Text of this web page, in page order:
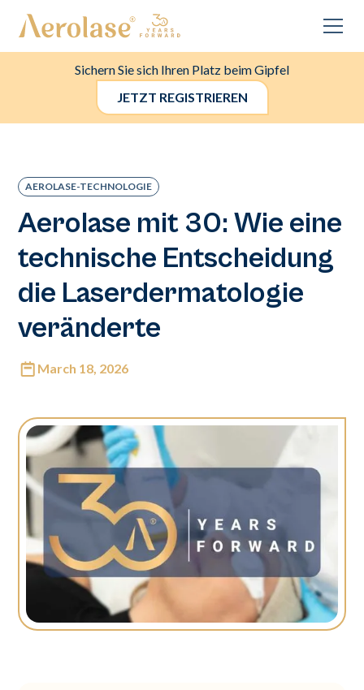
Sichern Sie sich Ihren Platz beim Gipfel
JETZT REGISTRIEREN
AEROLASE-TECHNOLOGIE
Aerolase mit 30: Wie eine
technische Entscheidung
die Laserdermatologie
veränderte
March 18, 2026